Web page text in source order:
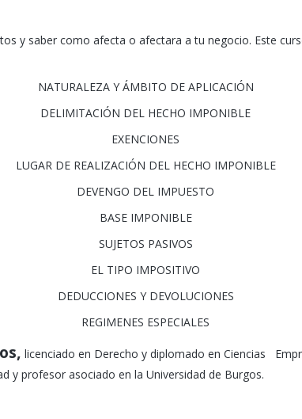
y saber como afecta o afectara a tu negocio. Este
NATURALEZA Y ÁMBITO DE APLICACIÓN
DELIMITACIÓN DEL HECHO IMPONIBLE
EXENCIONES
LUGAR DE REALIZACIÓN DEL HECHO IMPONIBLE
DEVENGO DEL IMPUESTO
BASE IMPONIBLE
SUJETOS PASIVOS
EL TIPO IMPOSITIVO
DEDUCCIONES Y DEVOLUCIONES
REGIMENES ESPECIALES
, licenciado en Derecho y diplomado en Ciencias
y profesor asociado en la Universidad de Burgos.